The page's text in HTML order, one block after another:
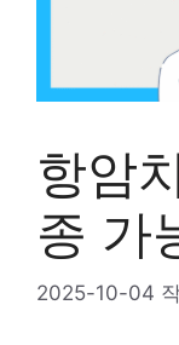
항암
종 가
2025-10-04